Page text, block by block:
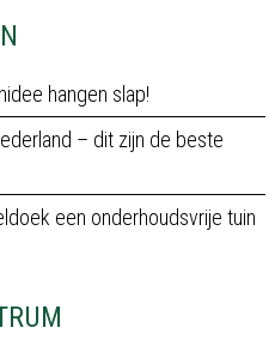
hangen slap!
– dit zijn de beste
een onderhoudsvrije tuin